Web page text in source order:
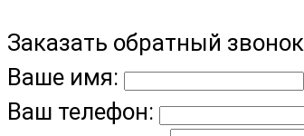
Заказать обратный звонок
Ваше имя:
Ваш телефон: